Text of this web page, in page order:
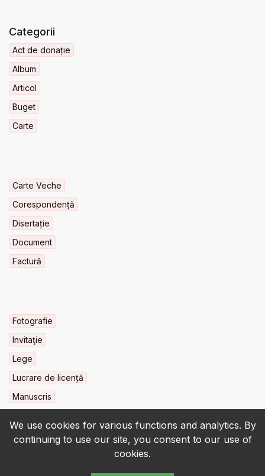
We use cookies for various functions and analytics. By
continuing to use our site, you consent to our use of
cookies.
Categorii
Act de donație
Album
Articol
Buget
Carte
Carte Veche
Corespondență
Disertație
Document
Factură
Fotografie
Invitaţie
Lege
Lucrare de licență
Manuscris